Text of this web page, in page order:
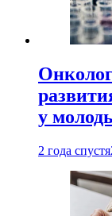
у
2 года спустя